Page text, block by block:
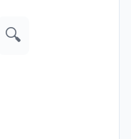
🔍